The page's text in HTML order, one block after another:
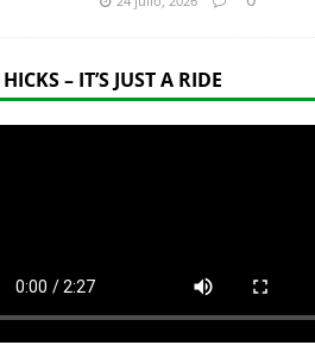
– IT’S JUST A RIDE